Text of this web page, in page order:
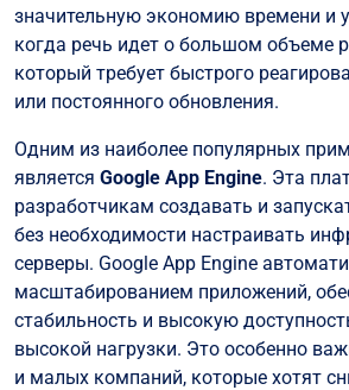
значительную экономию времени и
когда речь идет о большом объеме
который требует быстрого
или постоянного обновления.
Одним из наиболее популярных
является Google App Engine. Эта
разработчикам создавать и
без необходимости настраивать
серверы. Google App Engine
масштабированием приложений,
стабильность и высокую
высокой нагрузки. Это особенно
и малых компаний, которые хотят